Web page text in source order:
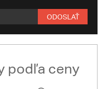
ODOSLAŤ
podľa ceny